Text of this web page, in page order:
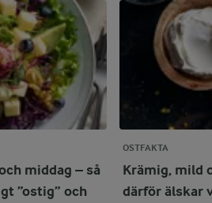
middag – så
”ostig” och
OSTFAKTA
Krämig, mild
därför älskar